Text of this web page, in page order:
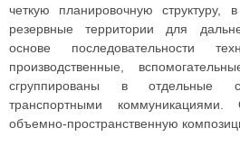
четкую планировочную структуру,
резервные территории для
основе последовательности
производственные,
сгруппированы в отдельные
транспортными
объемно-пространственную